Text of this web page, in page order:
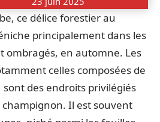
ce délice forestier au
principalement dans les
ombragés, en automne. Les
celles composées de
des endroits privilégiés
Il est souvent